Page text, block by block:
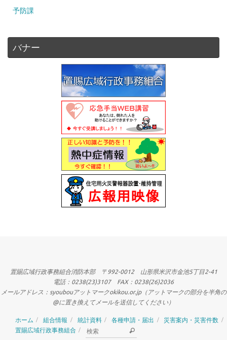
予防課
バナー
置賜広域行政事務組合消防本部 〒992-0012 山形県米沢市金池5丁目2-41
電話：0238(23)3107 FAX：0238(26)2036
メールアドレス：syoubouアットマークokikou.or.jp（アットマークの部分を半角の
@に置き換えてメールを送信してください）
ホーム 組合情報 統計資料 各種申請・届出
災害案内・災害件数
置賜広域行政事務組合
検索